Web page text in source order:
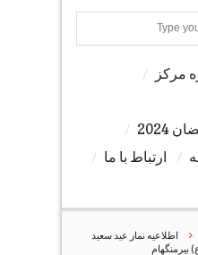
مرکز
ارتباط با ما
اطلاعیه نماز عید سعید
بیرمنگهام